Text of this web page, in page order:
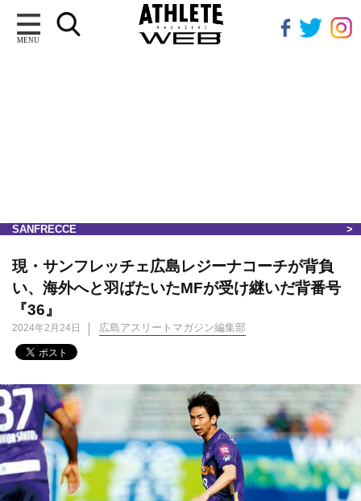
MENU
SANFRECCE
現・サンフレッチェ広島レジーナコーチが背負
い、海外へと羽ばたいたMFが受け継いだ背番号
『36』
2024年2月24日 広島アスリートマガジン編集部